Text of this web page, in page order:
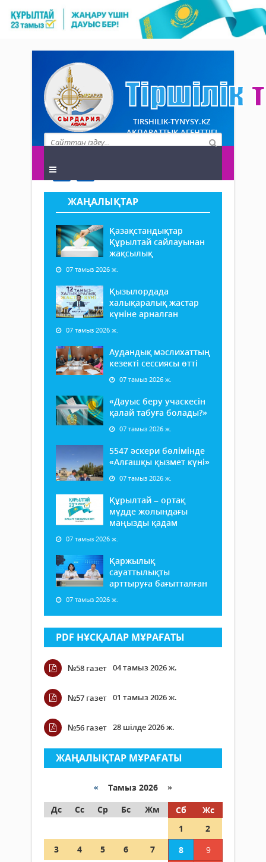
TIRSHILIK-TYNYSY.KZ
АҚПАРАТТЫҚ АГЕНТТІГІ
ЖАҢАЛЫҚТАР
Қазақстандықтар
Құрылтай сайлауынан
жақсылық
07 тамыз 2026 ж.
Қызылордада
халықаралық жастар
күніне арналған
07 тамыз 2026 ж.
Аудандық мәслихаттың
кезекті сессиясы өтті
07 тамыз 2026 ж.
«Дауыс беру учаскесін
қалай табуға болады?»
07 тамыз 2026 ж.
5547 әскери бөлімінде
«Алғашқы қызмет күні»
07 тамыз 2026 ж.
Құрылтай – ортақ
мүдде жолындағы
маңызды қадам
07 тамыз 2026 ж.
Қаржылық
сауаттылықты
арттыруға бағытталған
07 тамыз 2026 ж.
PDF НҰСҚАЛАР МҰРАҒАТЫ
№58 газет 04 тамыз 2026 ж.
№57 газет 01 тамыз 2026 ж.
№56 газет 28 шілде 2026 ж.
ЖАҢАЛЫҚТАР МҰРАҒАТЫ
« Тамыз 2026 »
Дс
Сс Ср Бс Жм Сб
Жс
1
2
3
4 5 6 7 8
9